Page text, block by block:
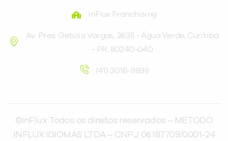
inFlux Franchising
Av. Pres. Getúlio Vargas, 2635 - Água Verde, Curitiba
- PR, 80240-040
(41) 3016-9898
©inFlux Todos os direitos reservados – METODO
INFLUX IDIOMAS LTDA – CNPJ: 06.187.709/0001-24